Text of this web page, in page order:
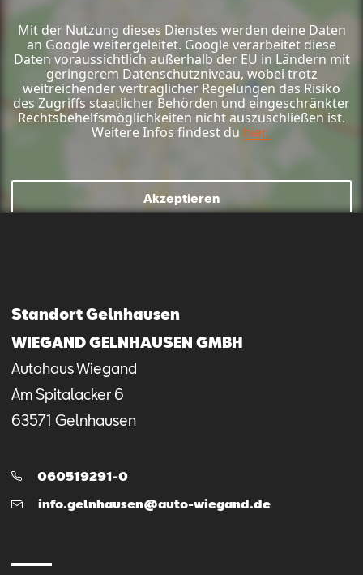
Mit der Nutzung dieses Dienstes werden deine Daten
an Google weitergeleitet. Google verarbeitet diese
Daten voraussichtlich außerhalb der EU in Ländern mit
geringerem Datenschutzniveau, wobei trotz
weitreichender vertraglicher Regelungen das Risiko
des Zugriffs staatlicher Behörden und eingeschränkter
Rechtsbehelfsmöglichkeiten nicht auszuschließen ist.
Weitere Infos findest du hier.
Akzeptieren
Standort Gelnhausen
WIEGAND GELNHAUSEN GMBH
Autohaus Wiegand
Am Spitalacker 6
63571 Gelnhausen
Telefon:
060519291-0
E-
info.gelnhausen@auto-wiegand.de